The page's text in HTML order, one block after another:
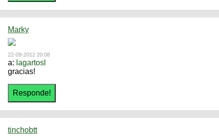
Marky
22-09-2012 20:08
a: lagartosl
gracias!
tinchobtt